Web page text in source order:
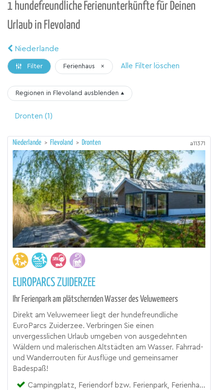
1 hundefreundliche Ferienunterkünfte für Deinen
Urlaub in Flevoland
Niederlande
Filter Ferienhaus × Alle Filter löschen
Regionen in Flevoland ausblenden ▴
Dronten (1)
Niederlande > Flevoland > Dronten a11371
EUROPARCS ZUIDERZEE
Ihr Ferienpark am plätschernden Wasser des Veluwemeers
Direkt am Veluwemeer liegt der hundefreundliche
EuroParcs Zuiderzee. Verbringen Sie einen
unvergesslichen Urlaub umgeben von ausgedehnten
Wäldern und malerischen Altstädten am Wasser. Fahrrad-
und Wanderrouten für Ausflüge und gemeinsamer
Badespaß!
Campingplatz, Feriendorf bzw. Ferienpark, Ferienhaus